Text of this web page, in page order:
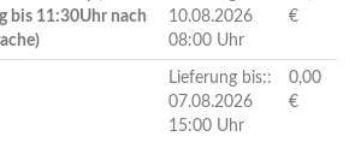
bis 11:30Uhr nach
10.08.2026
08:00 Uhr
€
Lieferung bis::
07.08.2026
15:00 Uhr
0,00
€